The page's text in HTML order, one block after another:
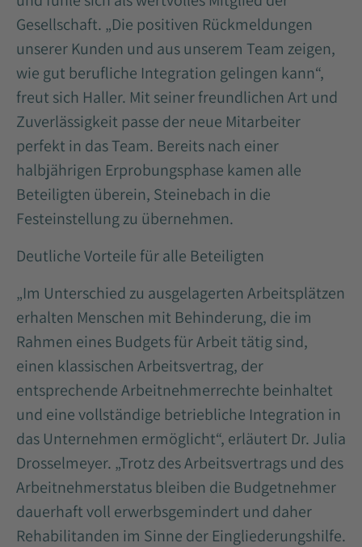
Gesellschaft. „Die positiven Rückmeldungen
unserer Kunden und aus unserem Team zeigen,
wie gut berufliche Integration gelingen kann“,
freut sich Haller. Mit seiner freundlichen Art und
Zuverlässigkeit passe der neue Mitarbeiter
perfekt in das Team. Bereits nach einer
halbjährigen Erprobungsphase kamen alle
Beteiligten überein, Steinebach in die
Festeinstellung zu übernehmen.
Deutliche Vorteile für alle Beteiligten
„Im Unterschied zu ausgelagerten Arbeitsplätzen
erhalten Menschen mit Behinderung, die im
Rahmen eines Budgets für Arbeit tätig sind,
einen klassischen Arbeitsvertrag, der
entsprechende Arbeitnehmerrechte beinhaltet
und eine vollständige betriebliche Integration in
das Unternehmen ermöglicht“, erläutert Dr. Julia
Drosselmeyer. „Trotz des Arbeitsvertrags und des
Arbeitnehmerstatus bleiben die Budgetnehmer
dauerhaft voll erwerbsgemindert und daher
Rehabilitanden im Sinne der Eingliederungshilfe.